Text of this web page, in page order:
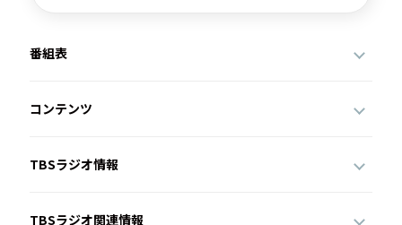
番組表
コンテンツ
TBSラジオ情報
TBSラジオ関連情報